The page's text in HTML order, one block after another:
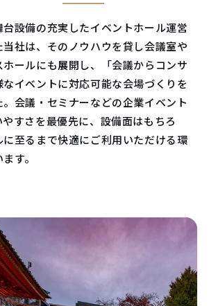
設備の充実したイベントホール運営
社は、そのノウハウを貸し会議室や
ールにも展開し、「会議からコンサ
イベントに対応可能な会場づくりを
会議・セミナーなどの企業イベント
すさを最優先に、設備面はもちろ
至るまで快適にご利用いただける環
す。